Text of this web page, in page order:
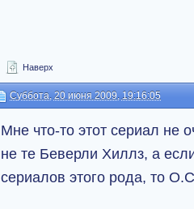
Наверх
Суббота, 20 июня 2009, 19:16:05
Мне что-то этот сериал не
не те Беверли Хиллз, а
сериалов этого рода, то